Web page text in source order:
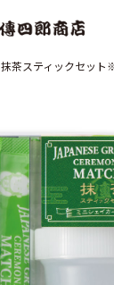
抹茶スティックセッ